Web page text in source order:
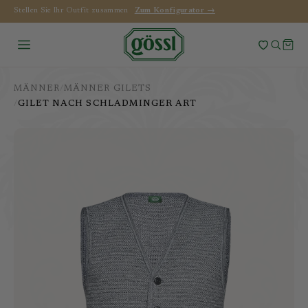
Stellen Sie Ihr Outfit zusammen Zum Konfigurator →
MÄNNER
MÄNNER GILETS
/GILET NACH SCHLADMINGER ART
0 Artikel im Warenkorb